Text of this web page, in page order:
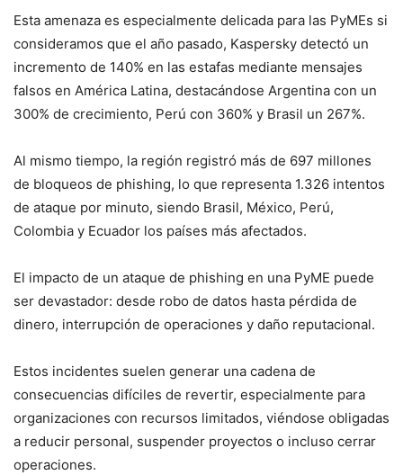
Esta amenaza es especialmente delicada para las PyMEs si
consideramos que el año pasado, Kaspersky detectó un
incremento de 140% en las estafas mediante mensajes
falsos en América Latina, destacándose Argentina con un
300% de crecimiento, Perú con 360% y Brasil un 267%.
Al mismo tiempo, la región registró más de 697 millones
de bloqueos de phishing, lo que representa 1.326 intentos
de ataque por minuto, siendo Brasil, México, Perú,
Colombia y Ecuador los países más afectados.
El impacto de un ataque de phishing en una PyME puede
ser devastador: desde robo de datos hasta pérdida de
dinero, interrupción de operaciones y daño reputacional.
Estos incidentes suelen generar una cadena de
consecuencias difíciles de revertir, especialmente para
organizaciones con recursos limitados, viéndose obligadas
a reducir personal, suspender proyectos o incluso cerrar
operaciones.